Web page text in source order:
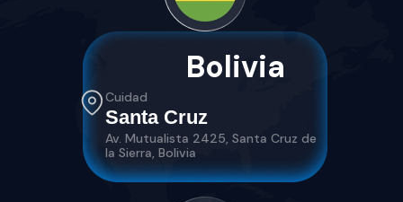
Bolivia
Cuidad
Santa Cruz
Av. Mutualista 2425, Santa Cruz de
la Sierra, Bolivia